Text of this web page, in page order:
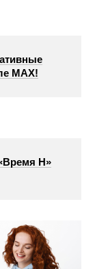
МАХ!
Н»